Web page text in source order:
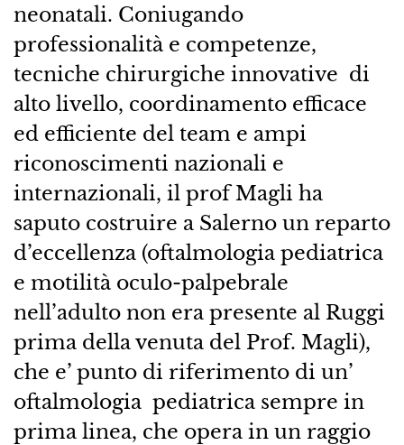
neonatali. Coniugando
professionalità e competenze,
tecniche chirurgiche innovative di
alto livello, coordinamento efficace
ed efficiente del team e ampi
riconoscimenti nazionali e
internazionali, il prof Magli ha
saputo costruire a Salerno un reparto
d’eccellenza (oftalmologia pediatrica
e motilità oculo-palpebrale
nell’adulto non era presente al Ruggi
prima della venuta del Prof. Magli),
che e’ punto di riferimento di un’
oftalmologia pediatrica sempre in
prima linea, che opera in un raggio